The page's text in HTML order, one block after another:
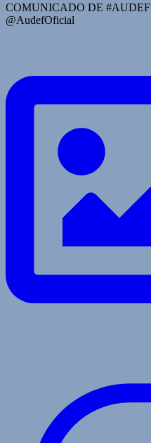
COMUNICADO DE #AUDEF
@AudefOficial